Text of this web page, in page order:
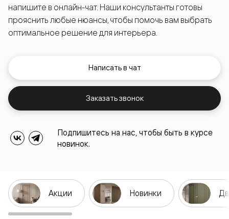
напишите в онлайн-чат. Наши консультанты готовы
прояснить любые нюансы, чтобы помочь вам выбрать
оптимальное решение для интерьера.
Написать в чат
Заказать звонок
Подпишитесь на нас, чтобы быть в курсе
новинок.
Акции Новинки